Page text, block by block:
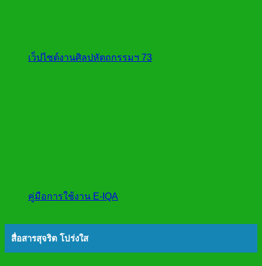
เว็ปไซต์งานศิลปหัตถกรรมฯ 73
คู่มือการใช้งาน E-IQA
สื่อสารสุจริต โปร่งใส